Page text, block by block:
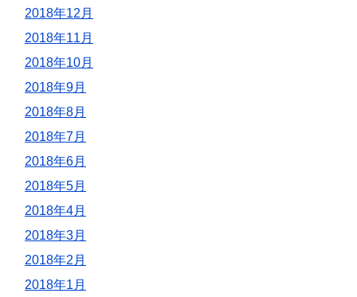
2018年12月
2018年11月
2018年10月
2018年9月
2018年8月
2018年7月
2018年6月
2018年5月
2018年4月
2018年3月
2018年2月
2018年1月